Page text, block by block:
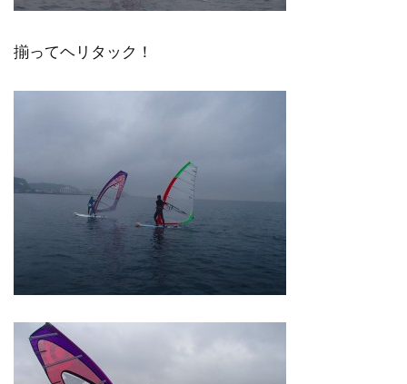
揃ってヘリタック！